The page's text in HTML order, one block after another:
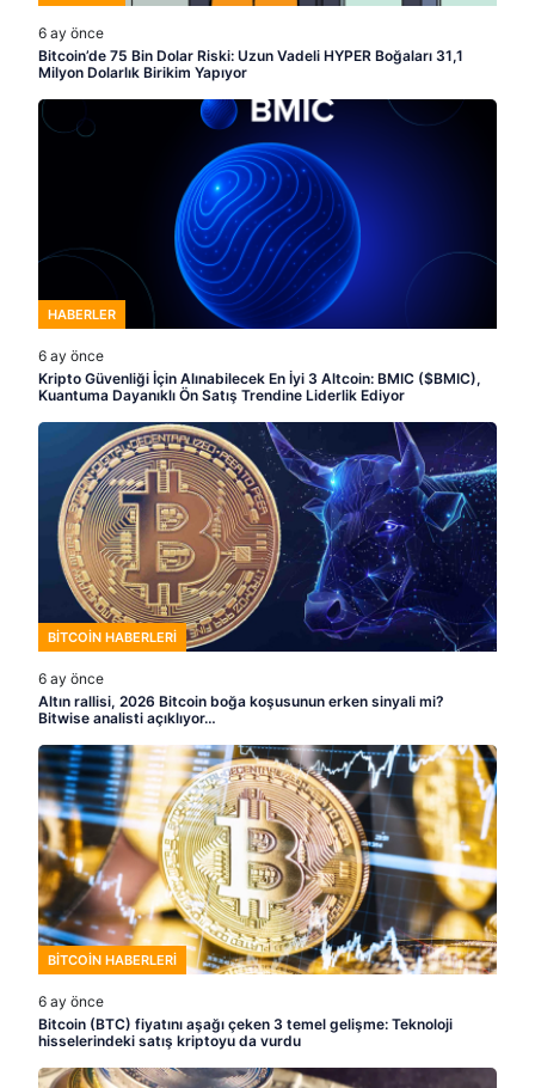
6 ay önce
Bitcoin’de 75 Bin Dolar Riski: Uzun Vadeli HYPER Boğaları 31,1
Milyon Dolarlık Birikim Yapıyor
HABERLER
6 ay önce
Kripto Güvenliği İçin Alınabilecek En İyi 3 Altcoin: BMIC ($BMIC),
Kuantuma Dayanıklı Ön Satış Trendine Liderlik Ediyor
BITCOIN HABERLERI
6 ay önce
Altın rallisi, 2026 Bitcoin boğa koşusunun erken sinyali mi?
Bitwise analisti açıklıyor…
BITCOIN HABERLERI
6 ay önce
Bitcoin (BTC) fiyatını aşağı çeken 3 temel gelişme: Teknoloji
hisselerindeki satış kriptoyu da vurdu